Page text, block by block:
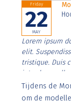
Friday
22
MAY
Lorem ipsum
elit.
tristique. Duis
interdum
Aenean
imperdiet.
Tijdens de
om de